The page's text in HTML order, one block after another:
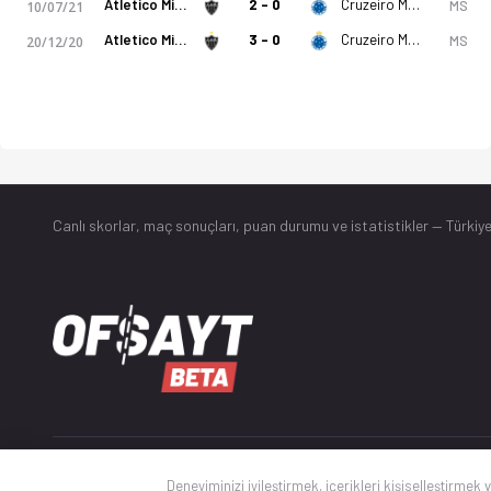
10/07/21 Atletico Mineiro U20 2 - 0 Cruzeiro MG U20 MS
20/12/20 Atletico Mineiro U20 3 - 0 Cruzeiro MG U20 MS
Canlı skorlar, maç sonuçları, puan durumu ve istatistikler —
Deneyiminizi iyileştirmek, içerikleri kişiselleştirmek